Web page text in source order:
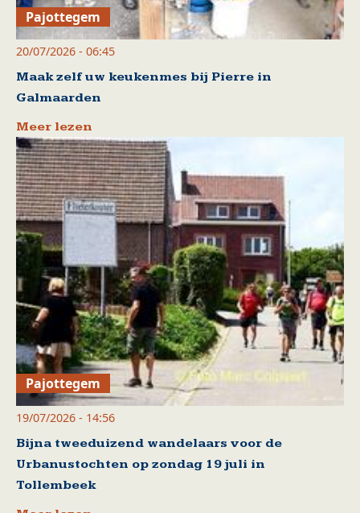
Pajottegem
20/07/2026 - 06:45
Maak zelf uw keukenmes bij Pierre in
Galmaarden
Meer lezen
Pajottegem
19/07/2026 - 14:56
Bijna tweeduizend wandelaars voor de
Urbanustochten op zondag 19 juli in
Tollembeek